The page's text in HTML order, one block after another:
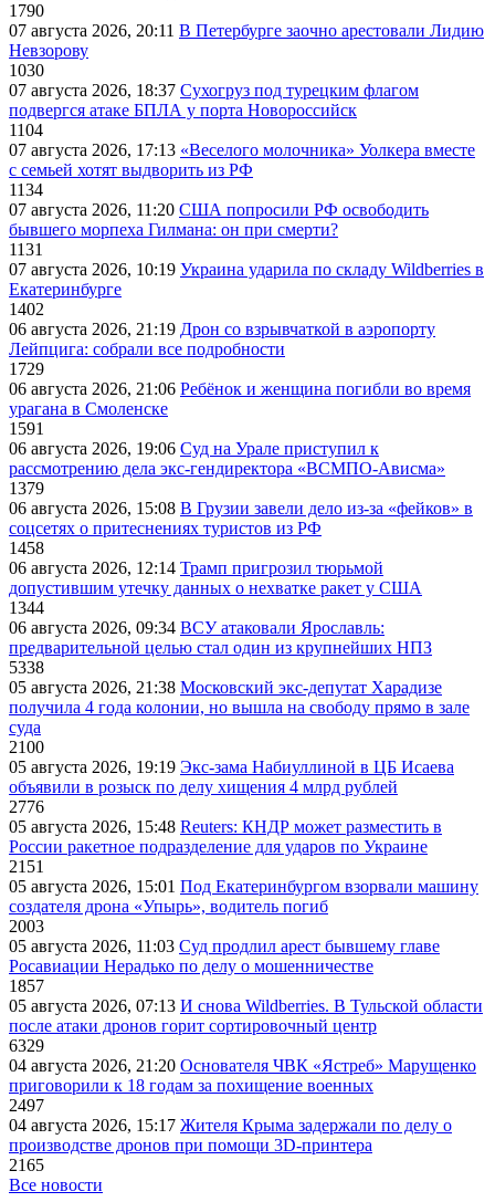
1790
07 августа 2026, 20:11 В Петербурге заочно арестовали Лидию
Невзорову
1030
07 августа 2026, 18:37 Сухогруз под турецким флагом
подвергся атаке БПЛА у порта Новороссийск
1104
07 августа 2026, 17:13 «Веселого молочника» Уолкера вместе
с семьей хотят выдворить из РФ
1134
07 августа 2026, 11:20 США попросили РФ освободить
бывшего морпеха Гилмана: он при смерти?
1131
07 августа 2026, 10:19 Украина ударила по складу Wildberries в
Екатеринбурге
1402
06 августа 2026, 21:19 Дрон со взрывчаткой в аэропорту
Лейпцига: собрали все подробности
1729
06 августа 2026, 21:06 Ребёнок и женщина погибли во время
урагана в Смоленске
1591
06 августа 2026, 19:06 Суд на Урале приступил к
рассмотрению дела экс-гендиректора «ВСМПО-Ависма»
1379
06 августа 2026, 15:08 В Грузии завели дело из-за «фейков» в
соцсетях о притеснениях туристов из РФ
1458
06 августа 2026, 12:14 Трамп пригрозил тюрьмой
допустившим утечку данных о нехватке ракет у США
1344
06 августа 2026, 09:34 ВСУ атаковали Ярославль:
предварительной целью стал один из крупнейших НПЗ
5338
05 августа 2026, 21:38 Московский экс-депутат Харадизе
получила 4 года колонии, но вышла на свободу прямо в зале
суда
2100
05 августа 2026, 19:19 Экс-зама Набиуллиной в ЦБ Исаева
объявили в розыск по делу хищения 4 млрд рублей
2776
05 августа 2026, 15:48 Reuters: КНДР может разместить в
России ракетное подразделение для ударов по Украине
2151
05 августа 2026, 15:01 Под Екатеринбургом взорвали машину
создателя дрона «Упырь», водитель погиб
2003
05 августа 2026, 11:03 Суд продлил арест бывшему главе
Росавиации Нерадько по делу о мошенничестве
1857
05 августа 2026, 07:13 И снова Wildberries. В Тульской области
после атаки дронов горит сортировочный центр
6329
04 августа 2026, 21:20 Основателя ЧВК «Ястреб» Марущенко
приговорили к 18 годам за похищение военных
2497
04 августа 2026, 15:17 Жителя Крыма задержали по делу о
производстве дронов при помощи 3D‑принтера
2165
Все новости